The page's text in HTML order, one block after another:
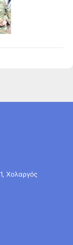
Χολαργός